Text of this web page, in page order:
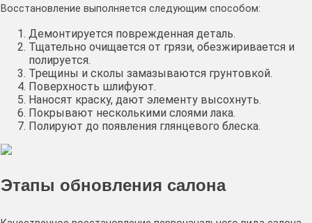
Восстановление выполняется следующим способом:
Демонтируется поврежденная деталь.
Тщательно очищается от грязи, обезжиривается и
полируется.
Трещины и сколы замазываются грунтовкой.
Поверхность шлифуют.
Наносят краску, дают элементу высохнуть.
Покрывают несколькими слоями лака.
Полируют до появления глянцевого блеска.
Этапы обновления салона